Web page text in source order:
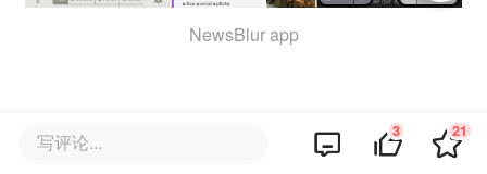
NewsBlur app
写评论... 3 21